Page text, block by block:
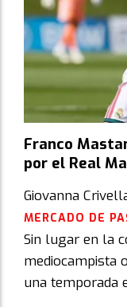
Franco
por el Real
Giovanna
MERCADO DE
Sin lugar en la
mediocampista
una temporada